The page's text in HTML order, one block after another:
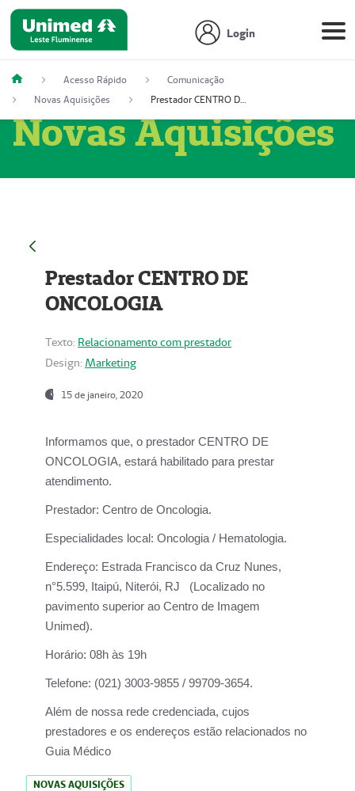
Login
Acesso Rápido
Comunicação
Novas Aquisições
Prestador CENTRO DE ONCOLOGIA
Novas Aquisições
Prestador CENTRO DE
ONCOLOGIA
Texto: Relacionamento com prestador
Design: Marketing
15 de janeiro, 2020
Informamos que, o prestador CENTRO DE
ONCOLOGIA, estará habilitado para prestar
atendimento.
Prestador: Centro de Oncologia.
Especialidades local: Oncologia / Hematologia.
Endereço: Estrada Francisco da Cruz Nunes,
n°5.599, Itaipú, Niterói, RJ (Localizado no
pavimento superior ao Centro de Imagem
Unimed).
Horário: 08h às 19h
Telefone: (021) 3003-9855 / 99709-3654.
Além de nossa rede credenciada, cujos
prestadores e os endereços estão relacionados no
Guia Médico
NOVAS AQUISIÇÕES